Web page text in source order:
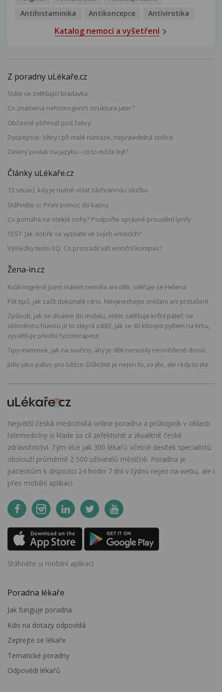
Antihistaminika
Antikoncepce Antivirotika
Katalog nemocí a vyšetření
Z poradny uLékaře.cz
Stále se zvětšující bradavka
Co znamená nehomogenní struktura jater?
Občasné píchnutí pod žebry
Dyspepsie: Větry i při malé námaze, nepravidelná stolice
Zelený povlak na jazyku - co to může být?
Články uLékaře.cz
13 situací, kdy je nutné volat záchrannou službu
Stáhněte si: První pomoc do kapsy
Co pomáhá na oteklé nohy? Podpořte správné proudění lymfy
TEST: Jak dobře se vyznáte ve svých emocích?
Výsledky testu EQ: Co prozradil váš emoční kompas?
Žena-in.cz
Kvůli migréně jsem málem neměla ani děti, svěřuje se Helena
Pět tipů, jak začít dokonalé ráno. Nevynechejte snídani ani protažení
Způsob, jak se díváme do mobilu, velmi zatěžuje krční páteř, se
skloněnou hlavou je to stejná zátěž, jak se 40 kilovým pytlem na krku,
vysvětluje přední fyzioterapeut
Tipy maminek, jak na svačiny, aby je děti nenosily nesnědené domů
Jídlo jako palivo pro běžce: Důležité je nejen to, co jíte, ale i kdy to jíte
Největší česká medicínská online poradna a průkopník v oblasti
telemedicíny si klade za cíl zefektivnit a zkvalitnit české
zdravotnictví. Tým více jak 300 lékařů včetně desítek specialistů
obslouží průměrně 2 500 uživatelů měsíčně. Poradna je
pacientům k dispozici 24 hodin 7 dní v týdnu nejen na webu, ale i
přes mobilní aplikaci.
Stáhněte si mobilní aplikaci
Poradna lékaře
Jak funguje poradna
Kdo na dotazy odpovídá
Zeptejte se lékaře
Tematické poradny
Odpovědi lékařů